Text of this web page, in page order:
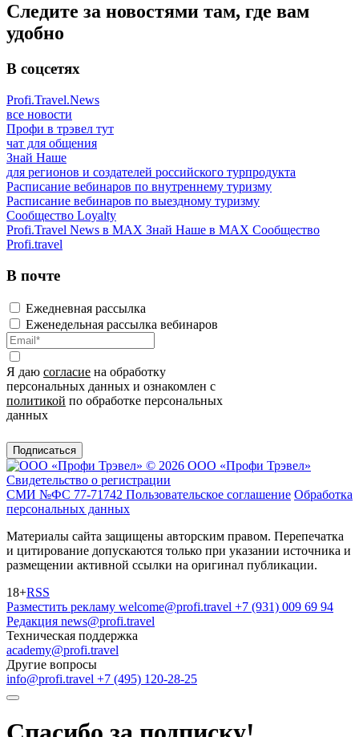
Следите за новостями там, где вам
удобно
В соцсетях
Profi.Travel.News
все новости
Профи в трэвел тут
чат для общения
Знай Наше
для регионов и создателей российского турпродукта
Расписание вебинаров по внутреннему туризму
Расписание вебинаров по выездному туризму
Сообщество Loyalty
Profi.Travel News в MAX Знай Наше в MAX Сообщество
Profi.travel
В почте
Ежедневная рассылка
Еженедельная рассылка вебинаров
Я даю согласие на обработку
персональных данных и ознакомлен с
политикой по обработке персональных
данных
Подписаться
© 2026 ООО «Профи Трэвeл»
Свидетельство о регистрации
СМИ №ФС 77-71742 Пользовательское соглашение Обработка
персональных данных
Материалы сайта защищены авторским правом. Перепечатка
и цитирование допускаются только при указании источника и
размещении активной ссылки на оригинал публикации.
18+RSS
Разместить рекламу welcome@profi.travel +7 (931) 009 69 94
Редакция news@profi.travel
Техническая поддержка
academy@profi.travel
Другие вопросы
info@profi.travel +7 (495) 120-28-25